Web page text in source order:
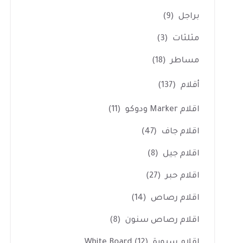
براجل (9)
مثلثات (3)
مساطر (18)
أقلام (137)
اقلام Marker ودوكو (11)
اقلام جاف (47)
اقلام جيل (8)
اقلام حبر (27)
اقلام رصاص (14)
اقلام رصاص سنون (8)